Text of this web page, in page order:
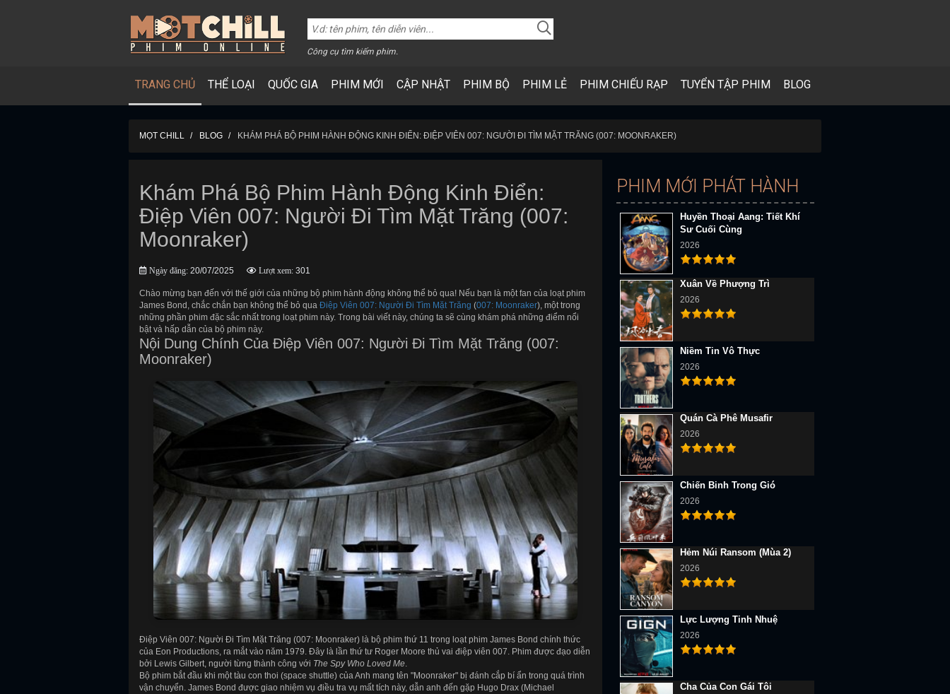
Công cụ tìm kiếm phim.
TRANG CHỦ THỂ LOẠI QUỐC GIA PHIM MỚI CẬP NHẬT PHIM BỘ PHIM LẺ PHIM CHIẾU RẠP TUYỂN TẬP PHIM BLOG
MỌT CHILL BLOG KHÁM PHÁ BỘ PHIM HÀNH ĐỘNG KINH ĐIỂN: ĐIỆP VIÊN 007: NGƯỜI ĐI TÌM MẶT TRĂNG (007: MOONRAKER)
Khám Phá Bộ Phim Hành Động Kinh Điển:
Điệp Viên 007: Người Đi Tìm Mặt Trăng (007:
Moonraker)
Ngày đăng: 20/07/2025 Lượt xem: 301
Chào mừng bạn đến với thế giới của những bộ phim hành động không thể bỏ qua! Nếu bạn là một fan của loạt phim
James Bond, chắc chắn bạn không thể bỏ qua Điệp Viên 007: Người Đi Tìm Mặt Trăng (007: Moonraker), một trong
những phần phim đặc sắc nhất trong loạt phim này. Trong bài viết này, chúng ta sẽ cùng khám phá những điểm nổi
bật và hấp dẫn của bộ phim này.
Nội Dung Chính Của Điệp Viên 007: Người Đi Tìm Mặt Trăng (007:
Moonraker)
Điệp Viên 007: Người Đi Tìm Mặt Trăng (007: Moonraker) là bộ phim thứ 11 trong loạt phim James Bond chính thức
của Eon Productions, ra mắt vào năm 1979. Đây là lần thứ tư Roger Moore thủ vai điệp viên 007. Phim được đạo diễn
bởi Lewis Gilbert, người từng thành công với The Spy Who Loved Me.
Bộ phim bắt đầu khi một tàu con thoi (space shuttle) của Anh mang tên "Moonraker" bị đánh cắp bí ẩn trong quá trình
vận chuyển. James Bond được giao nhiệm vụ điều tra vụ mất tích này, dẫn anh đến gặp Hugo Drax (Michael
PHIM MỚI PHÁT HÀNH
Huyền Thoại Aang: Tiết Khí
Sư Cuối Cùng
2026
Xuân Về Phượng Trì
2026
Niềm Tin Vô Thực
2026
Quán Cà Phê Musafir
2026
Chiến Binh Trong Gió
2026
Hẻm Núi Ransom (Mùa 2)
2026
Lực Lượng Tinh Nhuệ
2026
Cha Của Con Gái Tôi